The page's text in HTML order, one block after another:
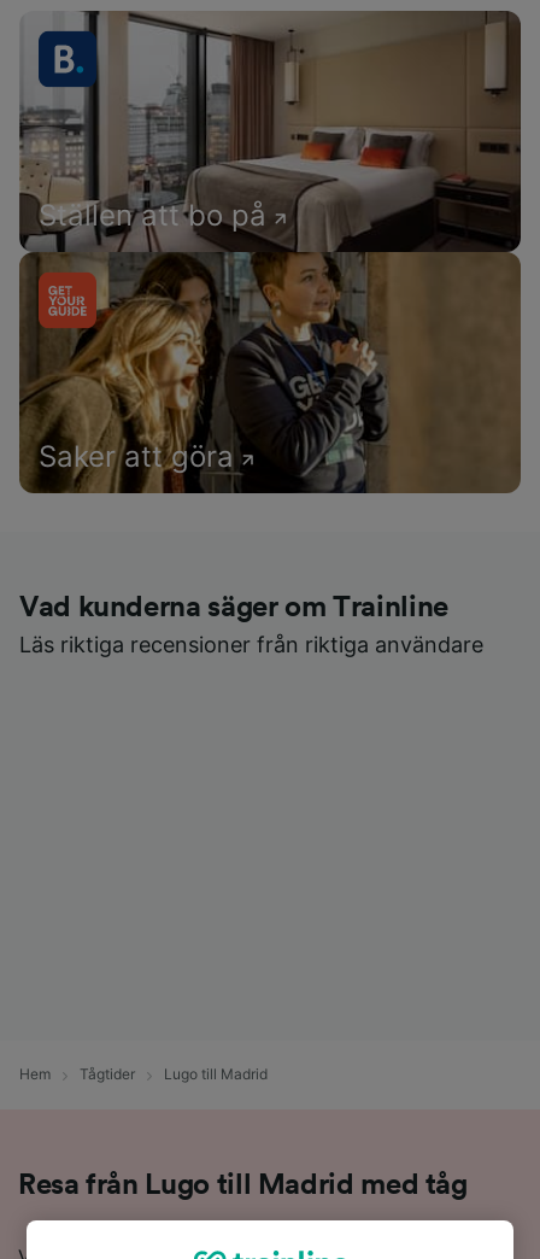
Ställen att bo på
Saker att göra
Vad kunderna säger om Trainline
Läs riktiga recensioner från riktiga användare
Hem Tågtider Lugo till Madrid
Resa från Lugo till Madrid med tåg